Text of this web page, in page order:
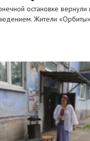
остановке вернули
Жители